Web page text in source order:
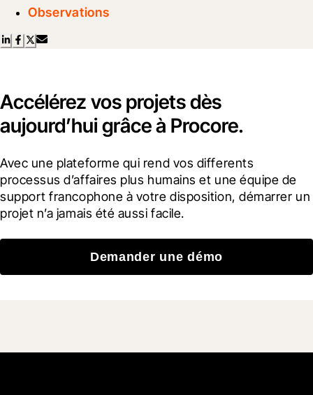
Observations
Accélérez vos projets dès
aujourd’hui grâce à Procore.
Avec une plateforme qui rend vos differents
processus d’affaires plus humains et une équipe de
support francophone à votre disposition, démarrer un
projet n’a jamais été aussi facile.
Demander une démo